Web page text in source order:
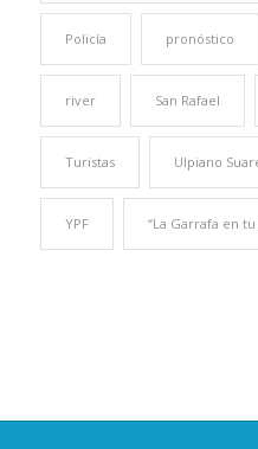
Policía pronóstico
river San Rafael
Turistas Ulpiano
YPF “La Garrafa en